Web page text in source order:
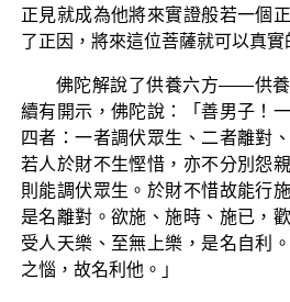
正見就成為他將來實證般若一個
了正因，將來這位菩薩就可以真實
佛陀解說了供養六方——供
續有開示，佛陀說：「善男子！
四者：一者調伏眾生、二者離對
若人於財不生慳惜，亦不分別怨
則能調伏眾生。於財不惜故能行
是名離對。欲施、施時、施已，
受人天樂、至無上樂，是名自利
之惱，故名利他。」